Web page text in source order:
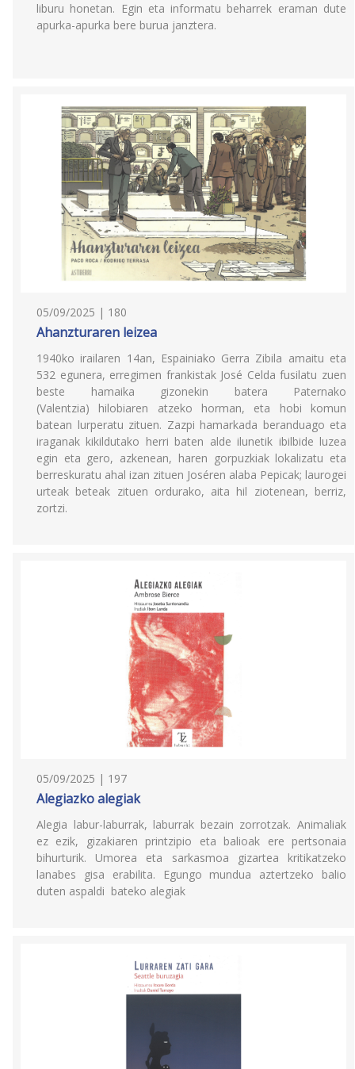
liburu honetan. Egin eta informatu beharrek eraman dute
apurka-apurka bere burua janztera.
05/09/2025 | 180
Ahanzturaren leizea
1940ko irailaren 14an, Espainiako Gerra Zibila amaitu eta
532 egunera, erregimen frankistak José Celda fusilatu zuen
beste hamaika gizonekin batera Paternako
(Valentzia) hilobiaren atzeko horman, eta hobi komun
batean lurperatu zituen. Zazpi hamarkada beranduago eta
iraganak kikildutako herri baten alde ilunetik ibilbide luzea
egin eta gero, azkenean, haren gorpuzkiak lokalizatu eta
berreskuratu ahal izan zituen Joséren alaba Pepicak; laurogei
urteak beteak zituen ordurako, aita hil ziotenean, berriz,
zortzi.
05/09/2025 | 197
Alegiazko alegiak
Alegia labur-laburrak, laburrak bezain zorrotzak. Animaliak
ez ezik, gizakiaren printzipio eta balioak ere pertsonaia
bihurturik. Umorea eta sarkasmoa gizartea kritikatzeko
lanabes gisa erabilita. Egungo mundua aztertzeko balio
duten aspaldi bateko alegiak